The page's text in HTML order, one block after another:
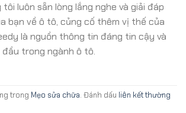
tôi luôn sẵn lòng lắng nghe và giải đáp
bạn về ô tô, củng cố thêm vị thế của
là nguồn thông tin đáng tin cậy và
trong ngành ô tô.
trong Mẹo sửa chữa. Đánh dấu liên kết thường